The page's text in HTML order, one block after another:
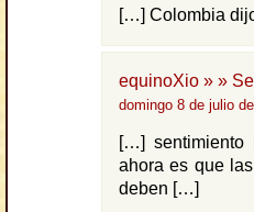
[…] Colombia
equinoXio » »
domingo 8 de julio
[…] sentimiento
ahora es que
deben […]